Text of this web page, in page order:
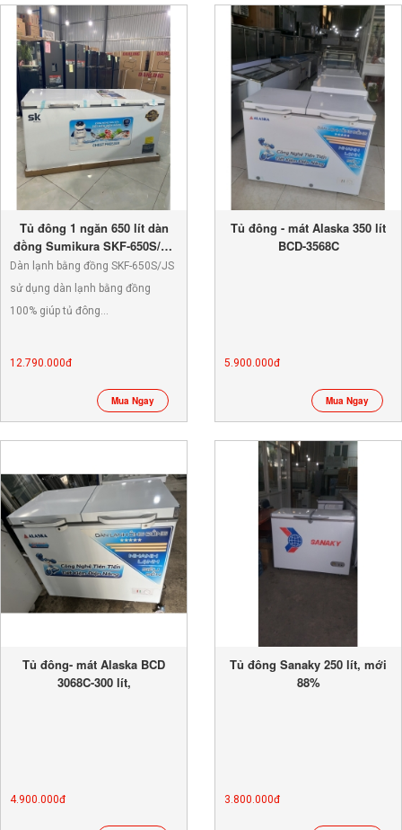
Tủ đông 1 ngăn 650 lít dàn
đồng Sumikura SKF-650S/JS
NEW 100%
Dàn lạnh bằng đồng SKF-650S/JS
sử dụng dàn lạnh bằng đồng
100% giúp tủ đông…
12.790.000đ
Mua Ngay
Tủ đông - mát Alaska 350 lít
BCD-3568C
5.900.000đ
Mua Ngay
Tủ đông- mát Alaska BCD
3068C-300 lít,
4.900.000đ
Tủ đông Sanaky 250 lít, mới
88%
3.800.000đ